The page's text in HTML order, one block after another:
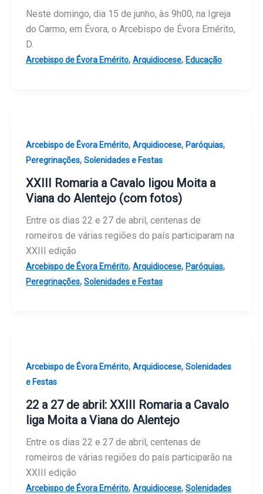
Neste domingo, dia 15 de junho, às 9h00, na Igreja
do Carmo, em Évora, o Arcebispo de Évora Emérito,
D.
Arcebispo de Évora Emérito, Arquidiocese, Educação
Arcebispo de Évora Emérito, Arquidiocese, Paróquias,
Peregrinações, Solenidades e Festas
XXIII Romaria a Cavalo ligou Moita a
Viana do Alentejo (com fotos)
Entre os dias 22 e 27 de abril, centenas de
romeiros de várias regiões do país participaram na
XXIII edição
Arcebispo de Évora Emérito, Arquidiocese, Paróquias,
Peregrinações, Solenidades e Festas
Arcebispo de Évora Emérito, Arquidiocese, Solenidades
e Festas
22 a 27 de abril: XXIII Romaria a Cavalo
liga Moita a Viana do Alentejo
Entre os dias 22 e 27 de abril, centenas de
romeiros de várias regiões do país participarão na
XXIII edição
Arcebispo de Évora Emérito, Arquidiocese, Solenidades